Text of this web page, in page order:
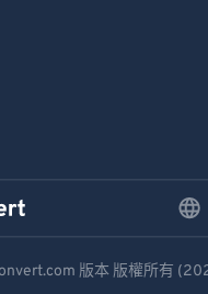
版本 版權所有